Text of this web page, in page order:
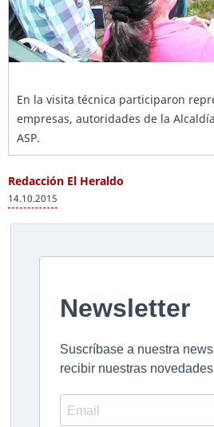
En la visita técnica participaron
empresas, autoridades de la
ASP.
Redacción El Heraldo
14.10.2015